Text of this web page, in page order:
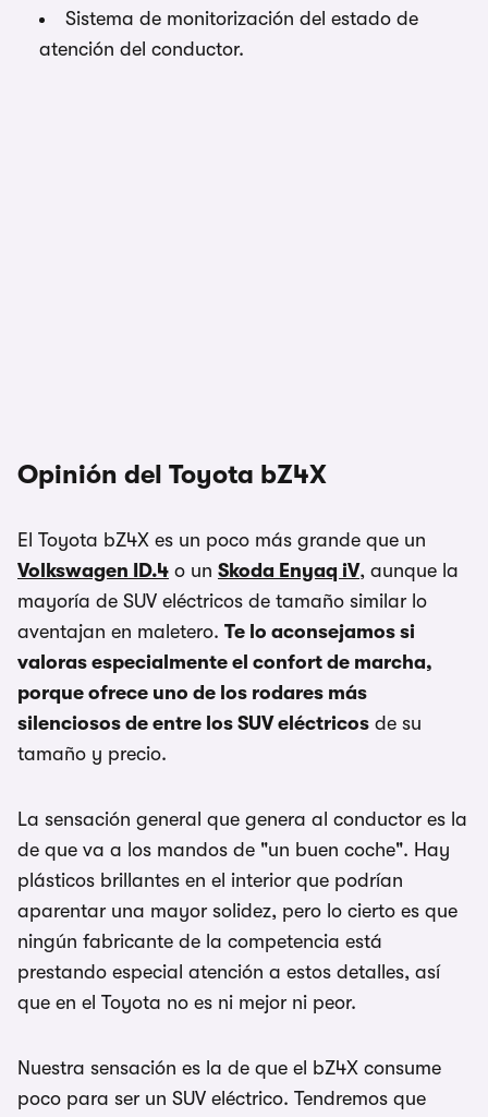
Sistema de monitorización del estado de
atención del conductor.
Opinión del Toyota bZ4X
El Toyota bZ4X es un poco más grande que un
Volkswagen ID.4 o un Skoda Enyaq iV, aunque la
mayoría de SUV eléctricos de tamaño similar lo
aventajan en maletero. Te lo aconsejamos si
valoras especialmente el confort de marcha,
porque ofrece uno de los rodares más
silenciosos de entre los SUV eléctricos de su
tamaño y precio.
La sensación general que genera al conductor es la
de que va a los mandos de "un buen coche". Hay
plásticos brillantes en el interior que podrían
aparentar una mayor solidez, pero lo cierto es que
ningún fabricante de la competencia está
prestando especial atención a estos detalles, así
que en el Toyota no es ni mejor ni peor.
Nuestra sensación es la de que el bZ4X consume
poco para ser un SUV eléctrico. Tendremos que